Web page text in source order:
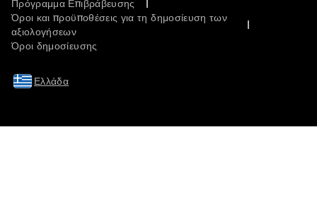
Πρόγραμμα Επιβράβευσης
Όροι και προϋποθέσεις για τη δημοσίευση των
αξιολογήσεων
Όροι δημοσίευσης
Ελλάδα